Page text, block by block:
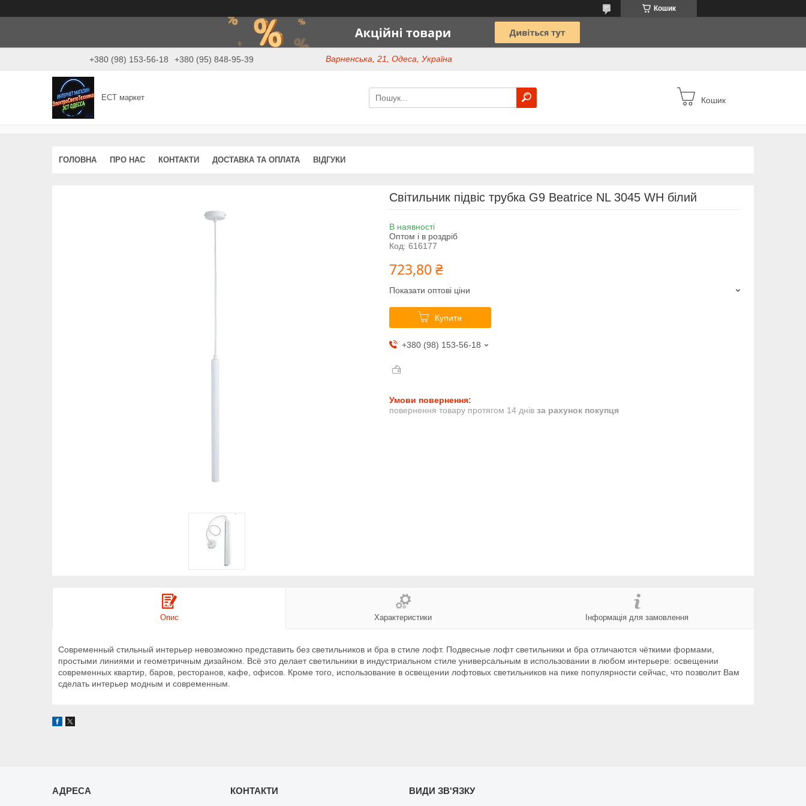
Кошик
+380 (98) 153-56-18 +380 (95) 848-95-39 Варненська, 21, Одеса, Україна
ЕСТ маркет Кошик
ГОЛОВНА ПРО НАС КОНТАКТИ ДОСТАВКА ТА ОПЛАТА ВІДГУКИ
Світильник підвіс трубка G9 Beatrice NL 3045 WH білий
В наявності
Оптом і в роздріб
Код: 616177
723,80 ₴
Показати оптові ціни
Купити
+380 (98) 153-56-18
повернення товару протягом 14 днів за рахунок покупця
Опис Характеристики Інформація для замовлення
Современный стильный интерьер невозможно представить без светильников и бра в стиле лофт. Подвесные лофт светильники и бра отличаются чёткими формами,
простыми линиями и геометричным дизайном. Всё это делает светильники в индустриальном стиле универсальным в использовании в любом интерьере: освещении
современных квартир, баров, ресторанов, кафе, офисов. Кроме того, использование в освещении лофтовых светильников на пике популярности сейчас, что позволит Вам
сделать интерьер модным и современным.